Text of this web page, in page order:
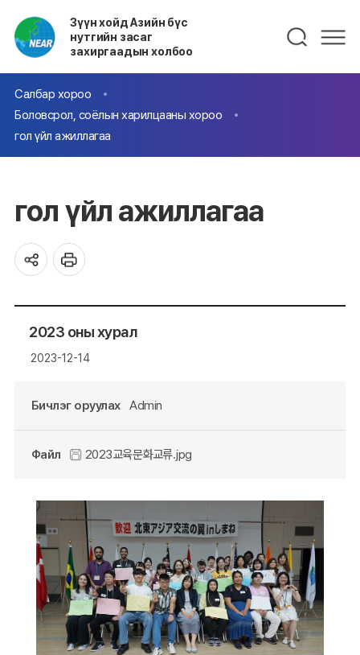
Зүүн хойд Азийн бүс
нутгийн засаг
захиргаадын холбоо
Салбар хороо
Боловсрол, соёлын харилцааны хороо
гол үйл ажиллагаа
гол үйл ажиллагаа
2023 оны хурал
2023-12-14
Бичлэг оруулах Admin
Файл 2023교육문화교류.jpg